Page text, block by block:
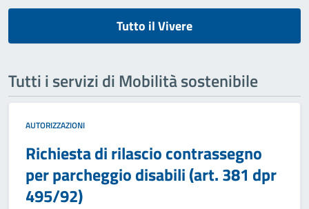
Tutto il Vivere
Tutti i servizi di Mobilità sostenibile
AUTORIZZAZIONI
Richiesta di rilascio contrassegno
per parcheggio disabili (art. 381 dpr
495/92)